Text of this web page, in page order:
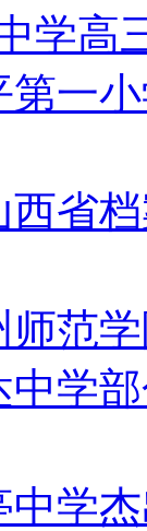
学高
第一
西省
师范
中学
中学